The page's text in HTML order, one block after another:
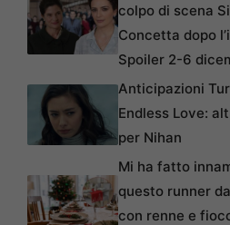
colpo di scena
Concetta dopo
Spoiler 2-6
Anticipazioni
Endless Love:
per Nihan
Mi ha fatto
questo runner
con renne e